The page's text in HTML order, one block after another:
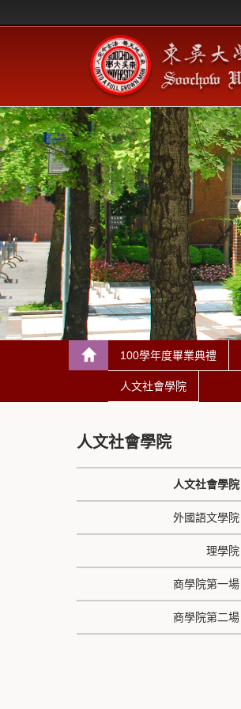
100學年度畢業典禮
人文社會學院
人文社會學院
人文社會學院
外國語文學院
理學院
商學院第一場
商學院第二場